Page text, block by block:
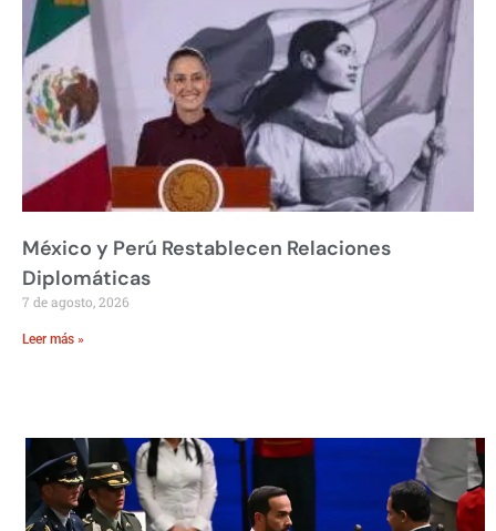
México y Perú Restablecen Relaciones
Diplomáticas
7 de agosto, 2026
Leer más »